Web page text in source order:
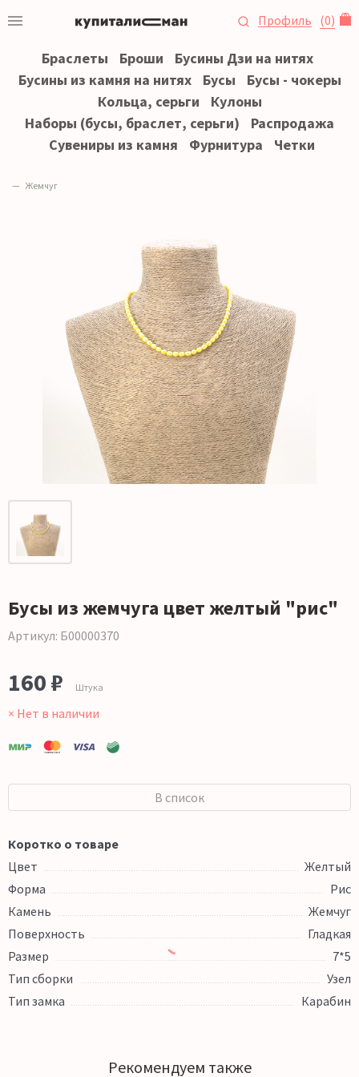
Профиль (0)
Браслеты Броши
Бусины Дзи на нитях
Бусины из камня на нитях
Бусы
Бусы - чокеры
Кольца, серьги
Кулоны
Наборы (бусы, браслет, серьги)
Распродажа
Сувениры из камня
Фурнитура Четки
Жемчуг
Бусы из жемчуга цвет желтый "рис"
Артикул: Б00000370
160 ₽ Штука
× Нет в наличии
В список
Коротко о товаре
Цвет
Желтый
Форма
Рис
Камень
Жемчуг
Поверхность
Гладкая
Размер
7*5
Тип сборки
Узел
Тип замка
Карабин
Рекомендуем также